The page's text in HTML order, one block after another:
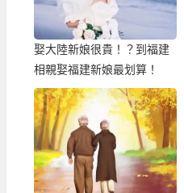
娶大陸新娘很貴！？到福建
相親娶福建新娘最划算！